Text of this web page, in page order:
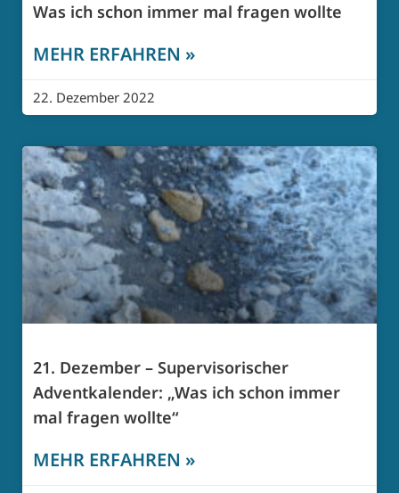
Was ich schon immer mal fragen wollte
MEHR ERFAHREN »
22. Dezember 2022
21. Dezember – Supervisorischer
Adventkalender: „Was ich schon immer
mal fragen wollte“
MEHR ERFAHREN »